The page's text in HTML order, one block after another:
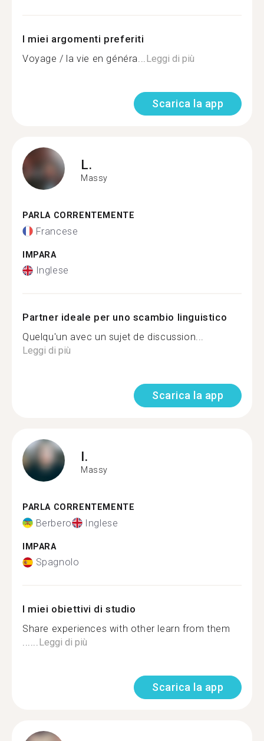
I miei argomenti preferiti
Voyage / la vie en généra...Leggi di più
Scarica la app
L.
Massy
PARLA CORRENTEMENTE
Francese
IMPARA
Inglese
Partner ideale per uno scambio linguistico
Quelqu'un avec un sujet de discussion...
Leggi di più
Scarica la app
I.
Massy
PARLA CORRENTEMENTE
Berbero Inglese
IMPARA
Spagnolo
I miei obiettivi di studio
Share experiences with other learn from them
......Leggi di più
Scarica la app